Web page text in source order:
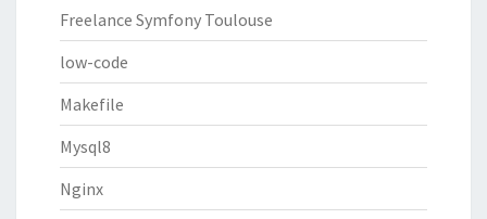
Freelance Symfony Toulouse
low-code
Makefile
Mysql8
Nginx